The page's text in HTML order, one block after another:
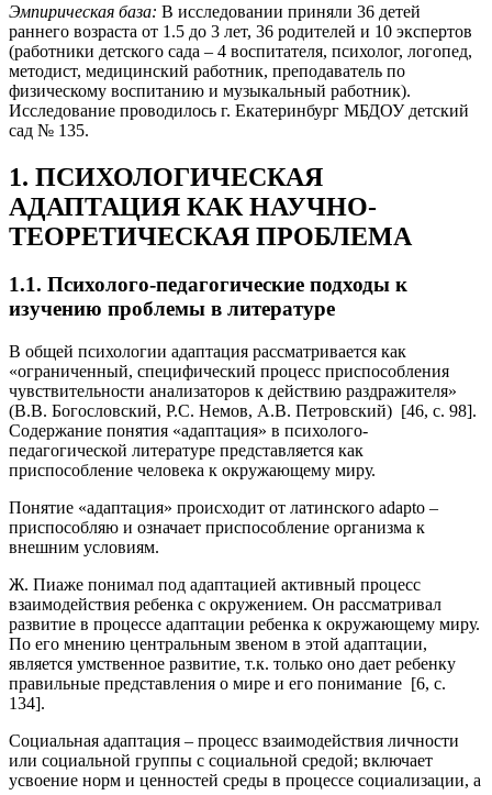
Эмпирическая база: В исследовании приняли 36 детей
раннего возраста от 1.5 до 3 лет, 36 родителей и 10 экспертов
(работники детского сада – 4 воспитателя, психолог, логопед,
методист, медицинский работник, преподаватель по
физическому воспитанию и музыкальный работник).
Исследование проводилось г. Екатеринбург МБДОУ детский
сад № 135.
1. ПСИХОЛОГИЧЕСКАЯ
АДАПТАЦИЯ КАК НАУЧНО-
ТЕОРЕТИЧЕСКАЯ ПРОБЛЕМА
1.1. Психолого-педагогические подходы к
изучению проблемы в литературе
В общей психологии адаптация рассматривается как
«ограниченный, специфический процесс приспособления
чувствительности анализаторов к действию раздражителя»
(В.В. Богословский, Р.С. Немов, А.В. Петровский) [46, с. 98].
Содержание понятия «адаптация» в психолого-
педагогической литературе представляется как
приспособление человека к окружающему миру.
Понятие «адаптация» происходит от латинского adapto –
приспособляю и означает приспособление организма к
внешним условиям.
Ж. Пиаже понимал под адаптацией активный процесс
взаимодействия ребенка с окружением. Он рассматривал
развитие в процессе адаптации ребенка к окружающему миру.
По его мнению центральным звеном в этой адаптации,
является умственное развитие, т.к. только оно дает ребенку
правильные представления о мире и его понимание [6, с.
134].
Социальная адаптация – процесс взаимодействия личности
или социальной группы с социальной средой; включает
усвоение норм и ценностей среды в процессе социализации, а